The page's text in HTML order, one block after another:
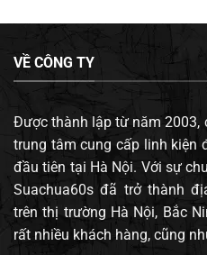
VỀ CÔNG TY
Được thành lập từ năm 2003,
trung tâm cung cấp linh kiện
đầu tiên tại Hà Nội. Với sự
Suachua60s đã trở thành
trên thị trường Hà Nội, Bắc
rất nhiều khách hàng, cũng